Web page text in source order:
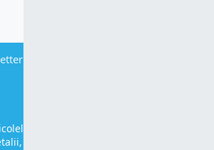
noastre. Te poți dezabona
citește